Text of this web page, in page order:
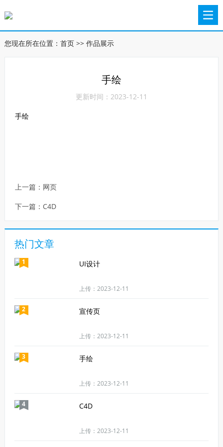
您现在所在位置： 首页>> 作品展示
手绘
更新时间：2023-12-11
手绘
上一篇： 网页
下一篇： C4D
热门文章
1 UI设计
上传：2023-12-11
2 宣传页
上传：2023-12-11
3 手绘
上传：2023-12-11
4 C4D
上传：2023-12-11